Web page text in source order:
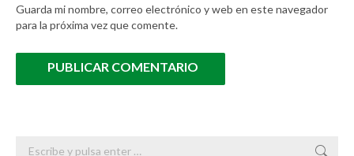
Guarda mi nombre, correo electrónico y web en este navegador
para la próxima vez que comente.
PUBLICAR COMENTARIO
Buscar: